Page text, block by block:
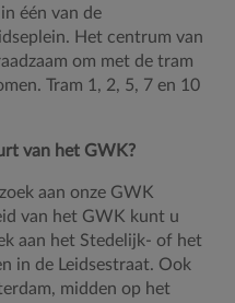
één van de
Het centrum van
om met de tram
Tram 1, 2, 5, 7 en 10
van het GWK?
aan onze GWK
van het GWK kunt u
aan het Stedelijk- of het
in de Leidsestraat. Ook
midden op het